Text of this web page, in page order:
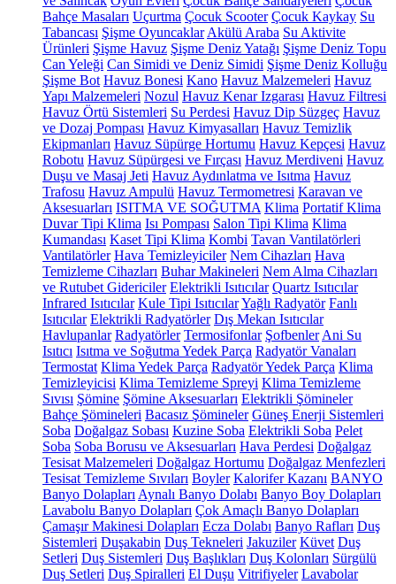
Bahçe Masaları Uçurtma Çocuk Scooter Çocuk Kaykay Su
Tabancası Şişme Oyuncaklar Akülü Araba Su Aktivite
Ürünleri Şişme Havuz Şişme Deniz Yatağı Şişme Deniz Topu
Can Yeleği Can Simidi ve Deniz Simidi Şişme Deniz Kolluğu
Şişme Bot Havuz Bonesi Kano Havuz Malzemeleri Havuz
Yapı Malzemeleri Nozul Havuz Kenar Izgarası Havuz Filtresi
Havuz Örtü Sistemleri Su Perdesi Havuz Dip Süzgeç Havuz
ve Dozaj Pompası Havuz Kimyasalları Havuz Temizlik
Ekipmanları Havuz Süpürge Hortumu Havuz Kepçesi Havuz
Robotu Havuz Süpürgesi ve Fırçası Havuz Merdiveni Havuz
Duşu ve Masaj Jeti Havuz Aydınlatma ve Isıtma Havuz
Trafosu Havuz Ampulü Havuz Termometresi Karavan ve
Aksesuarları ISITMA VE SOĞUTMA Klima Portatif Klima
Duvar Tipi Klima Isı Pompası Salon Tipi Klima Klima
Kumandası Kaset Tipi Klima Kombi Tavan Vantilatörleri
Vantilatörler Hava Temizleyiciler Nem Cihazları Hava
Temizleme Cihazları Buhar Makineleri Nem Alma Cihazları
ve Rutubet Gidericiler Elektrikli Isıtıcılar Quartz Isıtıcılar
Infrared Isıtıcılar Kule Tipi IsıtıcılarYağlı Radyatör Fanlı
Isıtıcılar Elektrikli Radyatörler Dış Mekan Isıtıcılar
Havlupanlar Radyatörler Termosifonlar Şofbenler Ani Su
Isıtıcı Isıtma ve Soğutma Yedek Parça Radyatör Vanaları
Termostat Klima Yedek Parça Radyatör Yedek Parça Klima
Temizleyicisi Klima Temizleme Spreyi Klima Temizleme
Sıvısı Şömine Şömine Aksesuarları Elektrikli Şömineler
Bahçe Şömineleri Bacasız Şömineler Güneş Enerji Sistemleri
Soba Doğalgaz Sobası Kuzine Soba Elektrikli Soba Pelet
Soba Soba Borusu ve Aksesuarları Hava Perdesi Doğalgaz
Tesisat Malzemeleri Doğalgaz Hortumu Doğalgaz Menfezleri
Tesisat Temizleme Sıvıları Boyler Kalorifer Kazanı BANYO
Banyo Dolapları Aynalı Banyo Dolabı Banyo Boy Dolapları
Lavabolu Banyo Dolapları Çok Amaçlı Banyo Dolapları
Çamaşır Makinesi Dolapları Ecza Dolabı Banyo Rafları Duş
Sistemleri Duşakabin Duş Tekneleri Jakuziler Küvet Duş
Setleri Duş Sistemleri Duş Başlıkları Duş Kolonları Sürgülü
Duş Setleri Duş Spiralleri El Duşu Vitrifiyeler Lavabolar